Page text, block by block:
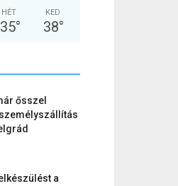
HÉT
35°
KED
38°
ősszel
a